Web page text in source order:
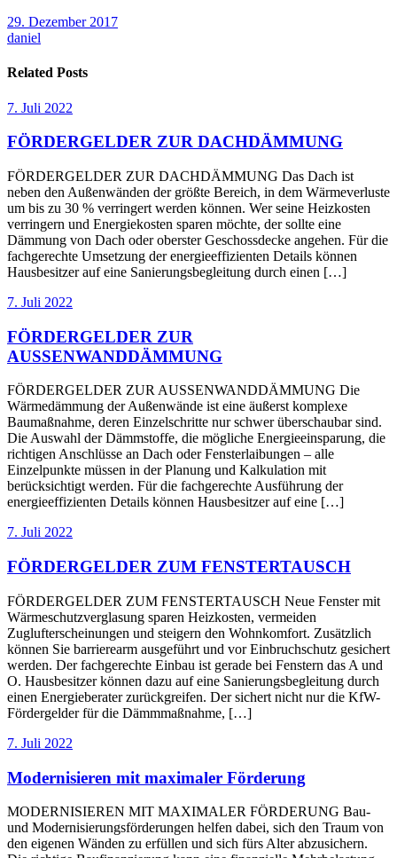
29. Dezember 2017
daniel
Related Posts
7. Juli 2022
FÖRDERGELDER ZUR DACHDÄMMUNG
FÖRDERGELDER ZUR DACHDÄMMUNG Das Dach ist
neben den Außenwänden der größte Bereich, in dem Wärmeverluste
um bis zu 30 % verringert werden können. Wer seine Heizkosten
verringern und Energiekosten sparen möchte, der sollte eine
Dämmung von Dach oder oberster Geschossdecke angehen. Für die
fachgerechte Umsetzung der energieeffizienten Details können
Hausbesitzer auf eine Sanierungsbegleitung durch einen […]
7. Juli 2022
FÖRDERGELDER ZUR
AUSSENWANDDÄMMUNG
FÖRDERGELDER ZUR AUSSENWANDDÄMMUNG Die
Wärmedämmung der Außenwände ist eine äußerst komplexe
Baumaßnahme, deren Einzelschritte nur schwer überschaubar sind.
Die Auswahl der Dämmstoffe, die mögliche Energieeinsparung, die
richtigen Anschlüsse an Dach oder Fensterlaibungen – alle
Einzelpunkte müssen in der Planung und Kalkulation mit
berücksichtigt werden. Für die fachgerechte Ausführung der
energieeffizienten Details können Hausbesitzer auf eine […]
7. Juli 2022
FÖRDERGELDER ZUM FENSTERTAUSCH
FÖRDERGELDER ZUM FENSTERTAUSCH Neue Fenster mit
Wärmeschutzverglasung sparen Heizkosten, vermeiden
Zuglufterscheinungen und steigern den Wohnkomfort. Zusätzlich
können Sie barrierearm ausgeführt und vor Einbruchschutz gesichert
werden. Der fachgerechte Einbau ist gerade bei Fenstern das A und
O. Hausbesitzer können dazu auf eine Sanierungsbegleitung durch
einen Energieberater zurückgreifen. Der sichert nicht nur die KfW-
Fördergelder für die Dämmmaßnahme, […]
7. Juli 2022
Modernisieren mit maximaler Förderung
MODERNISIEREN MIT MAXIMALER FÖRDERUNG Bau-
und Modernisierungsförderungen helfen dabei, sich den Traum von
den eigenen Wänden zu erfüllen und sich fürs Alter abzusichern.